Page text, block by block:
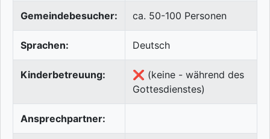
Gemeindebesucher: ca. 50-100 Personen
Sprachen: Deutsch
Kinderbetreuung:
❌ (keine - während des
Gottesdienstes)
Ansprechpartner: